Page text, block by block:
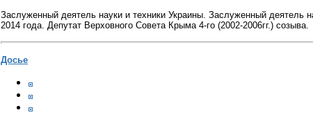
Заслуженный деятель науки и техники Украины. Заслуженный деятель
2014 года. Депутат Верховного Совета Крыма 4-го (2002-2006гг.) созыва.
Досье